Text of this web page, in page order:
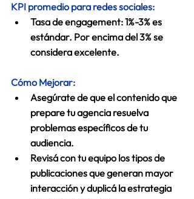
KPI promedio para redes sociales:
Tasa de engagement: 1%-3% es
estándar. Por encima del 3% se
considera excelente.
Cómo Mejorar:
Asegúrate de que el contenido que
prepare tu agencia resuelva
problemas específicos de tu
audiencia.
Revisá con tu equipo los tipos de
publicaciones que generan mayor
interacción y duplicá la estrategia